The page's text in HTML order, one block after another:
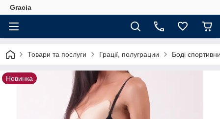
Gracia
Товари та послуги Грації, полуграции Боді
Новинка